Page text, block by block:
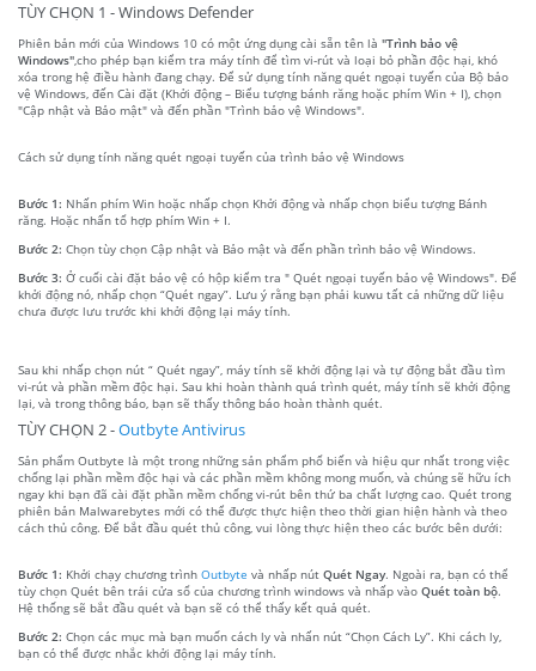
TÙY CHỌN 1 - Windows Defender
Phiên bản mới của Windows 10 có một ứng dụng cài sẵn tên là "Trình bảo vệ
Windows",cho phép bạn kiểm tra máy tính để tìm vi-rút và loại bỏ phần độc hại, khó
xóa trong hệ điều hành đang chạy. Để sử dụng tính năng quét ngoại tuyến của Bộ bảo
vệ Windows, đến Cài đặt (Khởi động – Biểu tượng bánh răng hoặc phím Win + I), chọn
"Cập nhật và Bảo mật" và đến phần "Trình bảo vệ Windows".
Cách sử dụng tính năng quét ngoại tuyến của trình bảo vệ Windows
Bước 1: Nhấn phím Win hoặc nhấp chọn Khởi động và nhấp chọn biểu tượng Bánh
răng. Hoặc nhấn tổ hợp phím Win + I.
Bước 2: Chọn tùy chọn Cập nhật và Bảo mật và đến phần trình bảo vệ Windows.
Bước 3: Ở cuối cài đặt bảo vệ có hộp kiểm tra " Quét ngoại tuyến bảo vệ Windows". Để
khởi động nó, nhấp chọn “Quét ngay”. Lưu ý rằng bạn phải kuwu tất cả những dữ liệu
chưa được lưu trước khi khởi động lại máy tính.
Sau khi nhấp chọn nút “ Quét ngay”, máy tính sẽ khởi động lại và tự động bắt đầu tìm
vi-rút và phần mềm độc hại. Sau khi hoàn thành quá trình quét, máy tính sẽ khởi động
lại, và trong thông báo, bạn sẽ thấy thông báo hoàn thành quét.
TÙY CHỌN 2 -Outbyte Antivirus
Sản phẩm Outbyte là một trong những sản phẩm phổ biến và hiệu qur nhất trong việc
chống lại phần mềm độc hại và các phần mềm không mong muốn, và chúng sẽ hữu ích
ngay khi bạn đã cài đặt phần mềm chống vi-rút bên thứ ba chất lượng cao. Quét trong
phiên bản Malwarebytes mới có thể được thực hiện theo thời gian hiện hành và theo
cách thủ công. Để bắt đầu quét thủ công, vui lòng thực hiện theo các bước bên dưới:
Bước 1: Khởi chạy chương trình Outbyte và nhấp nút Quét Ngay. Ngoài ra, bạn có thể
tùy chọn Quét bên trái cửa sổ của chương trình windows và nhấp vào Quét toàn bộ.
Hệ thống sẽ bắt đầu quét và bạn sẽ có thể thấy kết quả quét.
Bước 2: Chọn các mục mà bạn muốn cách ly và nhấn nút “Chọn Cách Ly”. Khi cách ly,
bạn có thể được nhắc khởi động lại máy tính.